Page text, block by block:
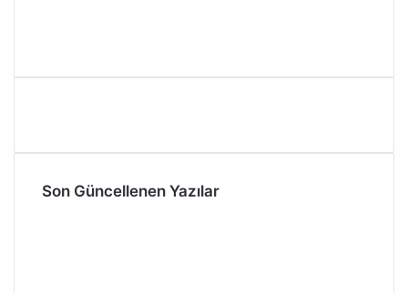
Son Güncellenen Yazılar